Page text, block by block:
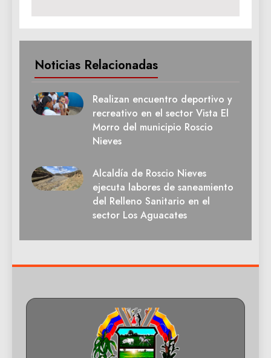
Noticias Relacionadas
Realizan encuentro deportivo y
recreativo en el sector Vista El
Morro del municipio Roscio
Nieves
Alcaldía de Roscio Nieves
ejecuta labores de saneamiento
del Relleno Sanitario en el
sector Los Aguacates